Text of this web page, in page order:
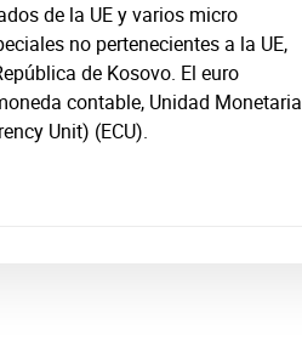
de la UE y varios micro
no pertenecientes a la UE,
de Kosovo. El euro
contable, Unidad Monetaria
Unit) (ECU).